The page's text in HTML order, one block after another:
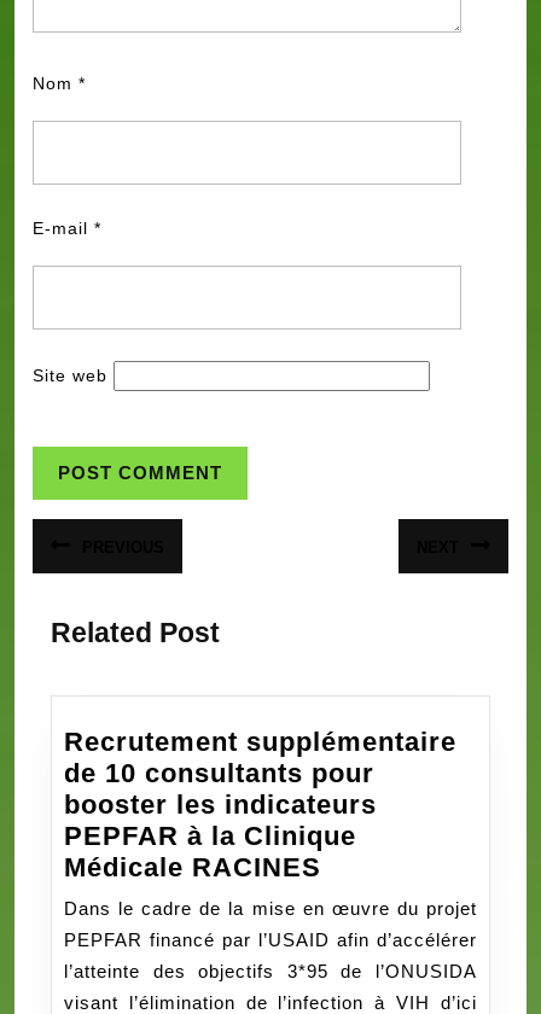
Nom *
E-mail *
Site web
deprécédent suivant
Related Post
Recrutement supplémentaire
de 10 consultants pour
booster les indicateurs
PEPFAR à la Clinique
Médicale RACINES
supplémentaire
de
10
consultants
Dans le cadre de la mise en œuvre du projet
PEPFAR financé par l’USAID afin d’accélérer
l’atteinte des objectifs 3*95 de l’ONUSIDA
visant l’élimination de l’infection à VIH d’ici